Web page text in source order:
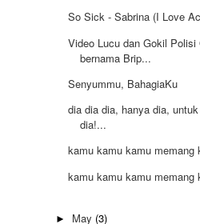
So Sick - Sabrina (I Love
Video Lucu dan Gokil Polisi
bernama Brip...
Senyummu, BahagiaKu
dia dia dia, hanya dia,
dia!...
kamu kamu kamu memang
kamu kamu kamu memang
► May (3)